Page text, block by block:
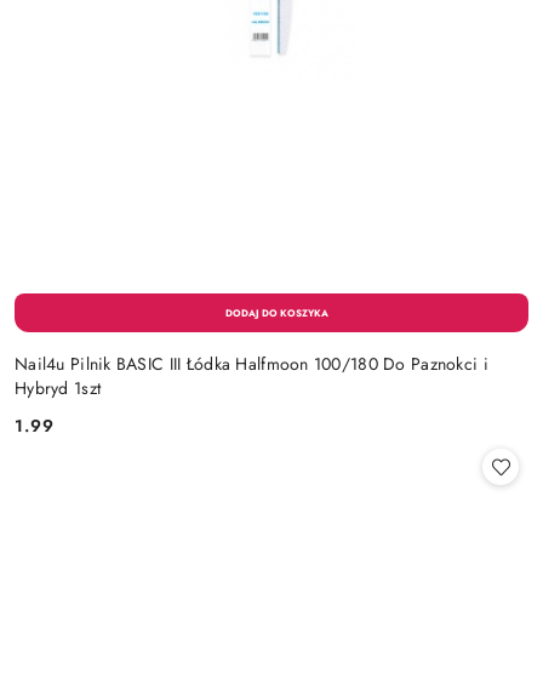
Nail4u Pilnik BASIC III Łódka Halfmoon 100/180 Do Paznokci i
Hybryd 1szt
Cena:
1.99